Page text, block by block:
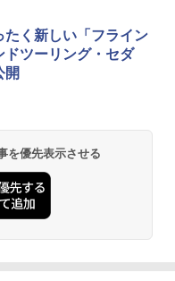
たく新しい「フライン
ドツーリング・セダ
開
を優先表示させる